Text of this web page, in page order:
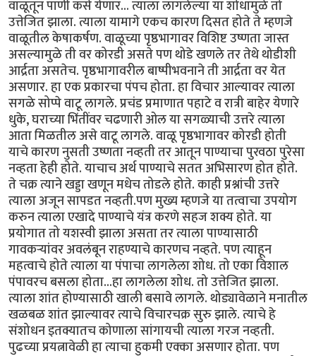
वाळूतून पाणी कसे येणार... त्याला लागलेल्या या शोधामुळे तो
उत्तेजित झाला. त्याला यामागे एकच कारण दिसत होते ते म्हणजे
वाळूतील केषाकर्षण. वाळूच्या पृष्ठभागावर विशिष्ट उष्णता जास्त
असल्यामुळे ती वर कोरडी असते पण थोडे खणले तर तेथे थोडीशी
आर्द्रता असतेच. पृष्ठभागावरील बाष्पीभवनाने ती आर्द्रता वर येत
असणार. हा एक प्रकारचा पंपच होता. हा विचार आल्यावर त्याला
सगळे सोप्पे वाटू लागले. प्रचंड प्रमाणात पहाटे व रात्री बाहेर येणारे
धुके, घराच्या भिंतींवर चढणारी ओल या सगळ्याची उत्तरे त्याला
आता मिळतील असे वाटू लागले. वाळू पृष्ठभागावर कोरडी होती
याचे कारण नुसती उष्णता नव्हती तर आतून पाण्याचा पुरवठा पुरेसा
नव्हता हेही होते. याचाच अर्थ पाण्याचे सतत अभिसारण होत होते.
ते चक्र त्याने खड्डा खणून मधेच तोडले होते. काही प्रश्नांची उत्तरे
त्याला अजून सापडत नव्हती.पण मुख्य म्हणजे या तत्वाचा उपयोग
करुन त्याला एखादे पाण्याचे यंत्र करणे सहज शक्य होते. या
प्रयोगात तो यशस्वी झाला असता तर त्याला पाण्यासाठी
गावकर्‍यांवर अवलंबून राहण्याचे कारणच नव्हते. पण त्याहून
महत्वाचे होते त्याला या पंपाचा लागलेला शोध. तो एका विशाल
पंपावरच बसला होता...हा लागलेला शोध. तो उत्तेजित झाला.
त्याला शांत होण्यासाठी खाली बसावे लागले. थोड्यावेळाने मनातील
खळबळ शांत झाल्यावर त्याचे विचारचक्र सुरु झाले. त्याचे हे
संशोधन इतक्यातच कोणाला सांगायची त्याला गरज नव्हती.
पुढच्या प्रयत्नावेळी हा त्याचा हुकमी एक्का असणार होता. पण